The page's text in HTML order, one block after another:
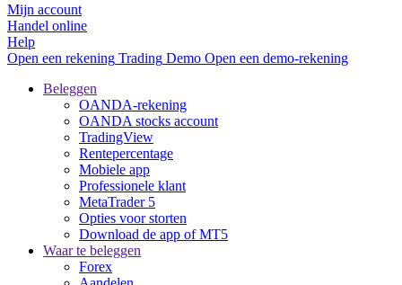
Mijn account
Handel online
Help
Open een rekening Trading Demo Open een demo-rekening
Beleggen
OANDA-rekening
OANDA stocks account
TradingView
Rentepercentage
Mobiele app
Professionele klant
MetaTrader 5
Opties voor storten
Download de app of MT5
Waar te beleggen
Forex